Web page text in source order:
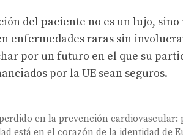
del paciente no es un lujo,
enfermedades raras sin
por un futuro en el que su
por la UE sean seguros.
en la prevención
está en el corazón de la identidad de